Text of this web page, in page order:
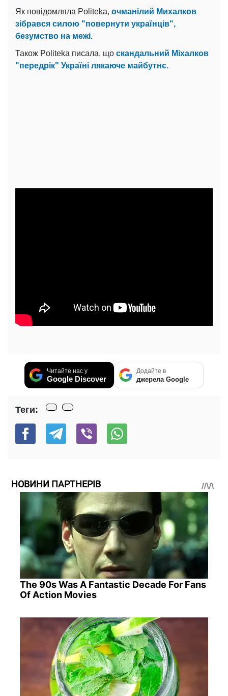
Як повідомляла Politeka, очманілий Михалков
зібрався силою "повернути українців",
безумство на межі.
Також Politeka писала, що скандальний Міхалков
"передрік" Україні лякаюче майбутнє.
Читайте нас у
Google Discover
Додайте в
джерела Google
Теги:
НОВИНИ ПАРТНЕРІВ
The 90s Was A Fantastic Decade For Fans
Of Action Movies